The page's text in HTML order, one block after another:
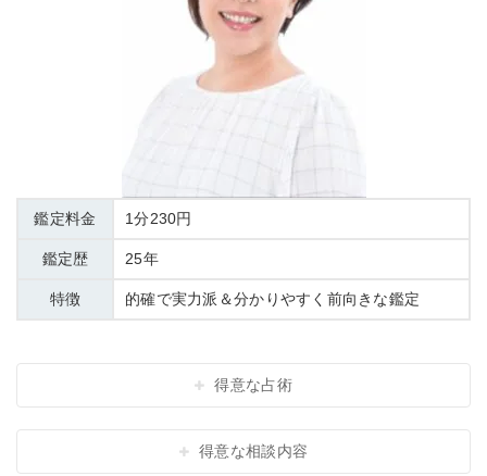
鑑定料金 1分230円
鑑定歴 25年
特徴 的確で実力派＆分かりやすく前向きな鑑定
得意な占術
得意な相談内容